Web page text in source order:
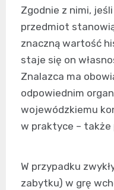
Zgodnie z nimi,
przedmiot
znaczną wartość
staje się on
Znalazca ma
odpowiednim
wojewódzkiemu
w praktyce – także
W przypadku
zabytku) w grę